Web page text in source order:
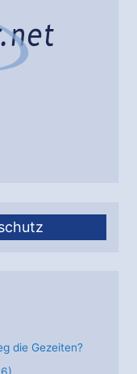
die Gezeiten?